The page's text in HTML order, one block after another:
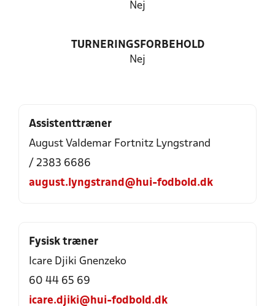
Nej
TURNERINGSFORBEHOLD
Nej
Assistenttræner
August Valdemar Fortnitz Lyngstrand
/ 2383 6686
august.lyngstrand@hui-fodbold.dk
Fysisk træner
Icare Djiki Gnenzeko
60 44 65 69
icare.djiki@hui-fodbold.dk